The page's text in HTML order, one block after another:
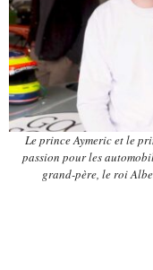
Le prince Aymeric et le
passion pour les
grand-père, le roi